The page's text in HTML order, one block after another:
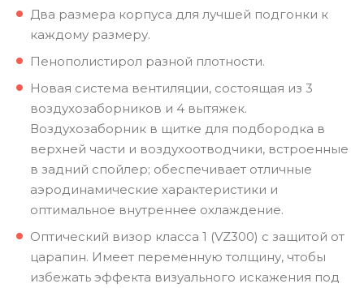
Два размера корпуса для лучшей подгонки к
каждому размеру.
Пенополистирол разной плотности.
Новая система вентиляции, состоящая из 3
воздухозаборников и 4 вытяжек.
Воздухозаборник в щитке для подбородка в
верхней части и воздухоотводчики, встроенные
в задний спойлер; обеспечивает отличные
аэродинамические характеристики и
оптимальное внутреннее охлаждение.
Оптический визор класса 1 (VZ300) с защитой от
царапин. Имеет переменную толщину, чтобы
избежать эффекта визуального искажения под